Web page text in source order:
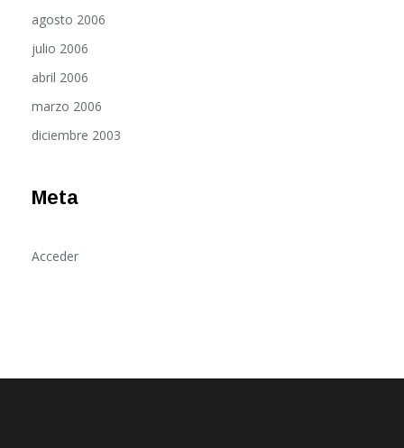
agosto 2006
julio 2006
abril 2006
marzo 2006
diciembre 2003
Meta
Acceder